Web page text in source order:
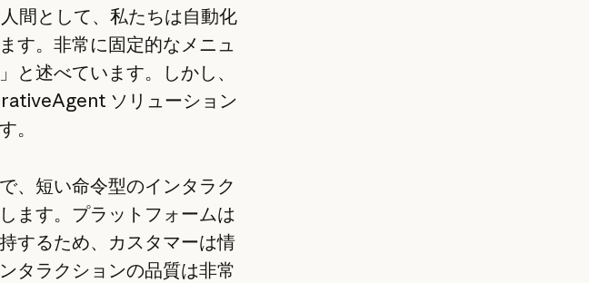
間として、私たちは自動化
す。非常に固定的なメニュ
と述べています。しかし、
ソリューション
。
、短い命令型のインタラク
ます。プラットフォームは
するため、カスタマーは情
タラクションの品質は非常